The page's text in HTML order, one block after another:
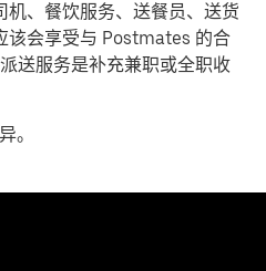
、餐饮服务、送餐员、送货
该会享受与 Postmates 的合
送服务是补充兼职或全职收
。